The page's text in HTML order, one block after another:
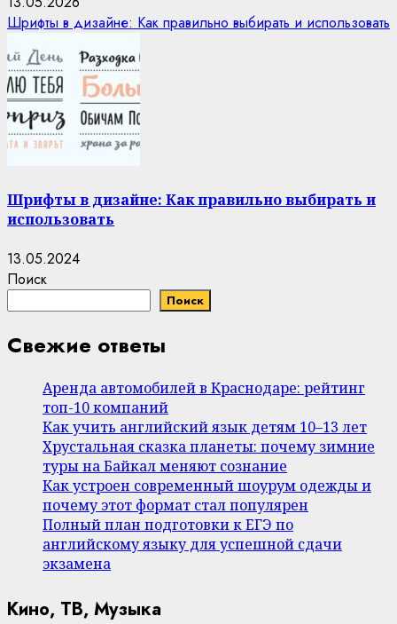
Шрифты в дизайне: Как правильно выбирать и использовать
Шрифты в дизайне: Как правильно выбирать и
использовать
13.05.2024
Поиск
Поиск
Свежие ответы
Аренда автомобилей в Краснодаре: рейтинг
топ-10 компаний
Как учить английский язык детям 10–13 лет
Хрустальная сказка планеты: почему зимние
туры на Байкал меняют сознание
Как устроен современный шоурум одежды и
почему этот формат стал популярен
Полный план подготовки к ЕГЭ по
английскому языку для успешной сдачи
экзамена
Кино, ТВ, Музыка